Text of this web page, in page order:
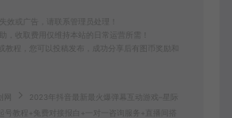
效或广告，请联系管理员处理！
，收取费用仅维持本站的日常运营所需！
教程，您可以投稿发布，成功分享后有图币奖励和
网
2023年抖音最新最火爆弹幕互动游戏–星际
号教程+兔费对接报白+一对一咨询服务+直播间搭